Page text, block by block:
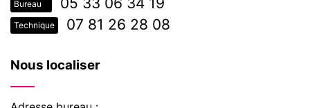
Bureau
Technique 07 81 26 28 08
Nous localiser